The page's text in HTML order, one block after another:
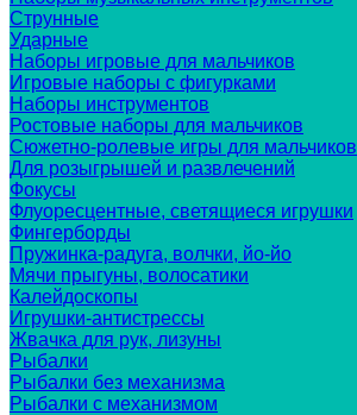
Струнные
Ударные
Наборы игровые для мальчиков
Игровые наборы с фигурками
Наборы инструментов
Ростовые наборы для мальчиков
Сюжетно-ролевые игры для мальчиков
Для розыгрышей и развлечений
Фокусы
Флуоресцентные, светящиеся игрушки
Фингерборды
Пружинка-радуга, волчки, йо-йо
Мячи прыгуны, волосатики
Калейдоскопы
Игрушки-антистрессы
Жвачка для рук, лизуны
Рыбалки
Рыбалки без механизма
Рыбалки с механизмом